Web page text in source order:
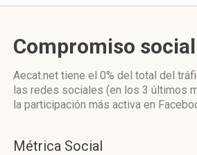
Compromiso social
Aecat.net tiene el 0% del total del
las redes sociales (en los 3 últimos
la participación más activa en
Métrica Social